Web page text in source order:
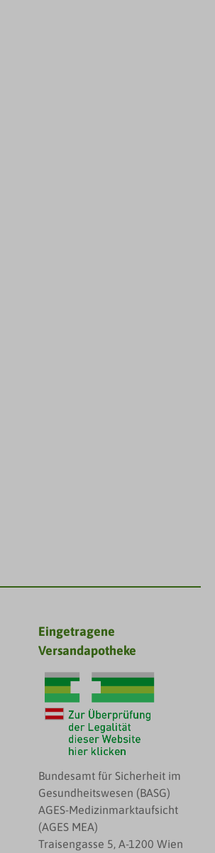
Eingetragene
Versandapotheke
Bundesamt für Sicherheit im
Gesundheitswesen (BASG)
AGES-Medizinmarktaufsicht
(AGES MEA)
Traisengasse 5, A-1200 Wien